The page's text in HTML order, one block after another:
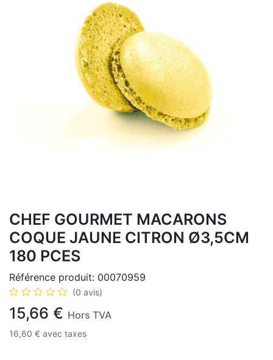
CHEF GOURMET MACARONS
COQUE JAUNE CITRON Ø3,5CM
180 PCES
Référence produit: 00070959
(0 avis)
15,66 € Hors TVA
16,60 € avec taxes